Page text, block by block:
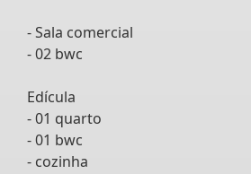
- Sala comercial
- 02 bwc
Edícula
- 01 quarto
- 01 bwc
- cozinha